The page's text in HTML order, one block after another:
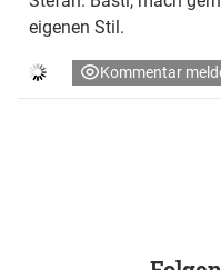
eigenen Stil.
Kommentar